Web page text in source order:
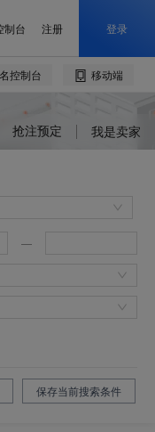
抢注预定 我是卖家
保存当前搜索条件